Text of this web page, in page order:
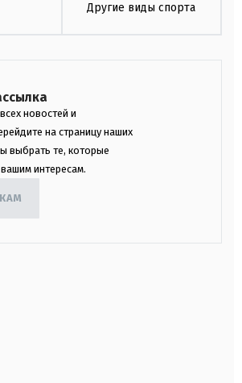
Другие виды спорта
новостей и
на страницу наших
выбрать те, которые
интересам.